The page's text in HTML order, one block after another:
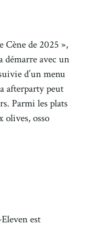
Cène de 2025 »,
démarre avec un
d’un menu
afterparty peut
Parmi les plats
olives, osso
est